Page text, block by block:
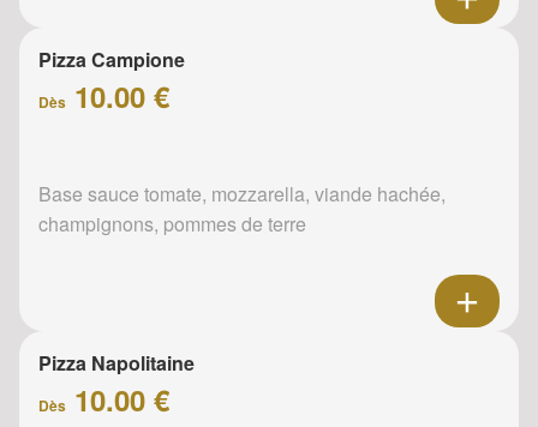
Pizza Campione
Dès 10.00 €
Base sauce tomate, mozzarella, viande hachée,
champignons, pommes de terre
Pizza Napolitaine
Dès 10.00 €